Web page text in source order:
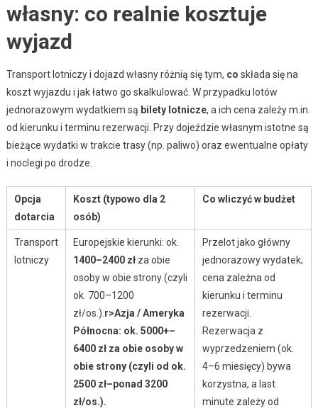
własny: co realnie kosztuje
wyjazd
Transport lotniczy i dojazd własny różnią się tym, co składa się na
koszt wyjazdu i jak łatwo go skalkulować. W przypadku lotów
jednorazowym wydatkiem są bilety lotnicze, a ich cena zależy m.in.
od kierunku i terminu rezerwacji. Przy dojeździe własnym istotne są
bieżące wydatki w trakcie trasy (np. paliwo) oraz ewentualne opłaty
i noclegi po drodze.
Opcja
dotarcia
Koszt (typowo dla 2
osób)
Co wliczyć w budżet
Transport
lotniczy
Europejskie kierunki: ok.
1400–2400 złza obie
osoby w obie strony (czyli
ok. 700–1200
zł/os.). r>Azja / Ameryka
Północna: ok. 5000+–
6400 złza obie osoby w
obie strony (czyli od ok.
2500 zł–ponad 3200
zł/os.).
Przelot jako główny
jednorazowy wydatek;
cena zależna od
kierunku i terminu
rezerwacji.
Rezerwacja z
wyprzedzeniem (ok.
4–6 miesięcy) bywa
korzystna, a last
minute zależy od